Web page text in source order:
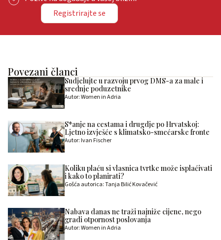
Registrirajte se
Povezani članci
Sudjelujte u razvoju prvog DMS-a za male i
srednje poduzetnike
Autor: Women in Adria
S*anje na cestama i drugdje po Hrvatskoj:
Ljetno izvješće s klimatsko-smećarske fronte
Autor: Ivan Fischer
Koliku plaću si vlasnica tvrtke može isplaćivati
i kako to planirati?
Gošća autorica: Tanja Bilić Kovačević
Nabava danas ne traži najniže cijene, nego
gradi otpornost poslovanja
Autor: Women in Adria